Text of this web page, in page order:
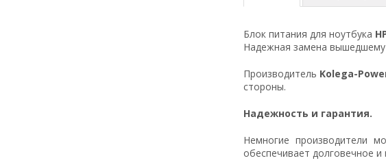
Блок питания для ноутбука
Надежная замена вышедшему
Производитель Kolega-
стороны.
Надежность и гарантия.
Немногие производители
обеспечивает долговечное